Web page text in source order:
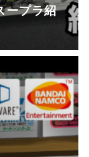
ープラ紹